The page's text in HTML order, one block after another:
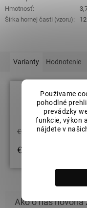
Používame
pohodlné
prevádzky
funkcie, výkon
nájdete v
Hmotnosť:
Šírka hornej časti (vzoru):
Varianty Hodnotenie
€68,18
€34,09